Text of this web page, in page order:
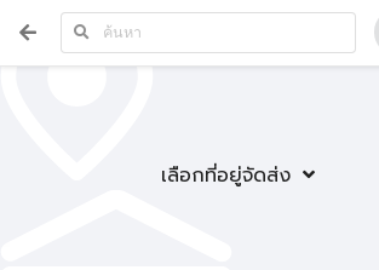
เลือกที่อยู่จัดส่ง